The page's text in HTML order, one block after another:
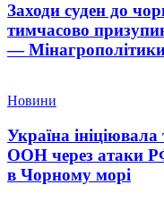
Заходи суден до
тимчасово
—
Новини
Україна ініціювала
ООН через атаки
в Чорному морі